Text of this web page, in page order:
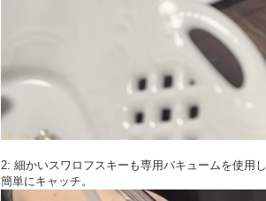
2: 細かいスワロフスキーも専用バキュームを使用し
簡単にキャッチ。